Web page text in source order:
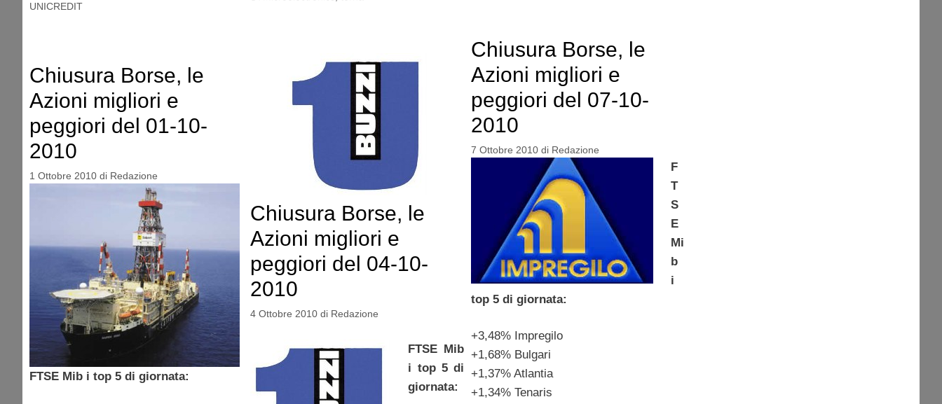
UNICREDIT
Chiusura Borse, le
Azioni migliori e
peggiori del 07-10-
2010
7 Ottobre 2010 di Redazione
F
T
S
E
Mi
b
i
top 5 di giornata:
+3,48% Impregilo
+1,68% Bulgari
+1,37% Atlantia
+1,34% Tenaris
Chiusura Borse, le
Azioni migliori e
peggiori del 04-10-
2010
4 Ottobre 2010 di Redazione
FTSE Mib
i top 5 di
giornata:
Chiusura Borse, le
Azioni migliori e
peggiori del 01-10-
2010
1 Ottobre 2010 di Redazione
FTSE Mib i top 5 di giornata: